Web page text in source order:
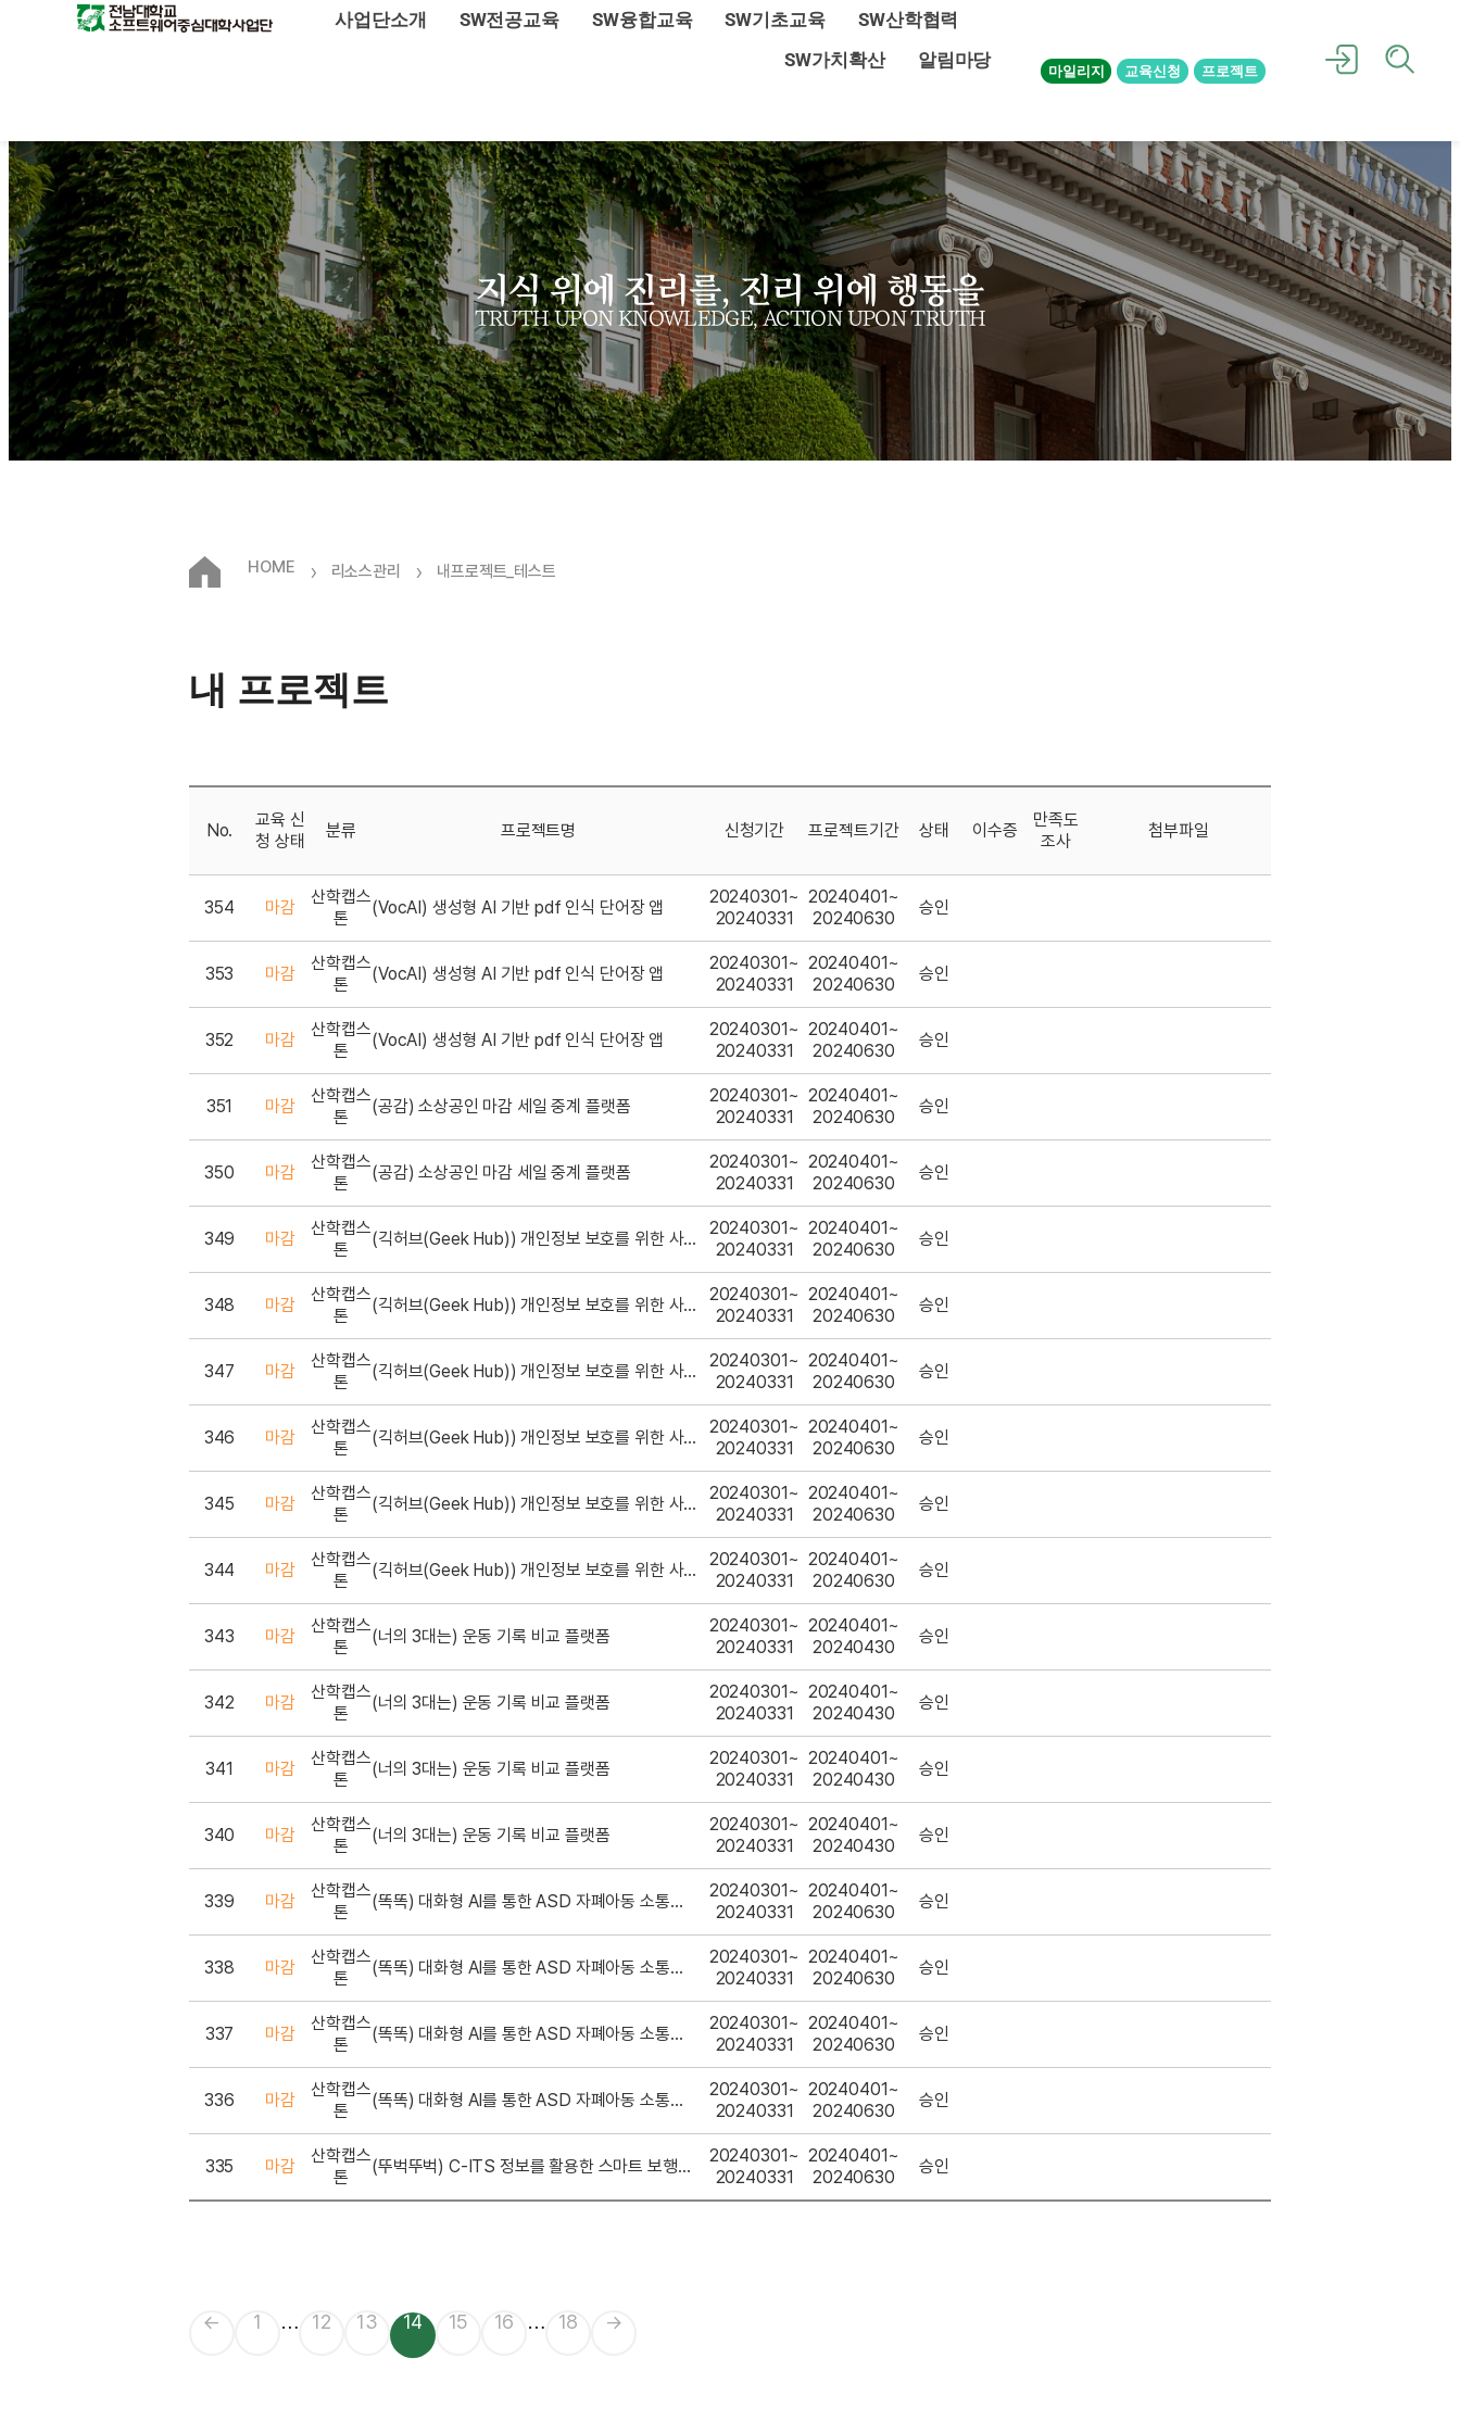
사업단소개 SW전공교육 SW융합교육 SW기초교육
SW산학협력
SW가치확산
알림마당 마일리지 교육신청 프로젝트
지식 위에 진리를, 진리 위에 행동을
TRUTH UPON KNOWLEDGE, ACTION UPON TRUTH
HOME › 리소스관리 › 내프로젝트_테스트
내 프로젝트
No.
교육 신
청 상태
분류 프로젝트명 신청기간 프로젝트기간 상태 이수증
만족도
조사
첨부파일
354 마감
산학캡스
톤
(VocAI) 생성형 AI 기반 pdf 인식 단어장 앱
20240301~
20240331
20240401~
20240630
승인
353 마감
산학캡스
톤
(VocAI) 생성형 AI 기반 pdf 인식 단어장 앱
20240301~
20240331
20240401~
20240630
승인
352 마감
산학캡스
톤
(VocAI) 생성형 AI 기반 pdf 인식 단어장 앱
20240301~
20240331
20240401~
20240630
승인
351 마감
산학캡스
톤
(공감) 소상공인 마감 세일 중계 플랫폼
20240301~
20240331
20240401~
20240630
승인
350 마감
산학캡스
톤
(공감) 소상공인 마감 세일 중계 플랫폼
20240301~
20240331
20240401~
20240630
승인
349 마감
산학캡스
톤
(긱허브(Geek Hub)) 개인정보 보호를 위한 사진 자동보정 AI
20240301~
20240331
20240401~
20240630
승인
348 마감
산학캡스
톤
(긱허브(Geek Hub)) 개인정보 보호를 위한 사진 자동보정 AI
20240301~
20240331
20240401~
20240630
승인
347 마감
산학캡스
톤
(긱허브(Geek Hub)) 개인정보 보호를 위한 사진 자동보정 AI
20240301~
20240331
20240401~
20240630
승인
346 마감
산학캡스
톤
(긱허브(Geek Hub)) 개인정보 보호를 위한 사진 자동보정 AI
20240301~
20240331
20240401~
20240630
승인
345 마감
산학캡스
톤
(긱허브(Geek Hub)) 개인정보 보호를 위한 사진 자동보정 AI
20240301~
20240331
20240401~
20240630
승인
344 마감
산학캡스
톤
(긱허브(Geek Hub)) 개인정보 보호를 위한 사진 자동보정 AI
20240301~
20240331
20240401~
20240630
승인
343 마감
산학캡스
톤
(너의 3대는) 운동 기록 비교 플랫폼
20240301~
20240331
20240401~
20240430
승인
342 마감
산학캡스
톤
(너의 3대는) 운동 기록 비교 플랫폼
20240301~
20240331
20240401~
20240430
승인
341 마감
산학캡스
톤
(너의 3대는) 운동 기록 비교 플랫폼
20240301~
20240331
20240401~
20240430
승인
340 마감
산학캡스
톤
(너의 3대는) 운동 기록 비교 플랫폼
20240301~
20240331
20240401~
20240430
승인
339 마감
산학캡스
톤
(똑똑) 대화형 AI를 통한 ASD 자폐아동 소통능력 및 사고력 증진 웹 어플리케이션
20240301~
20240331
20240401~
20240630
승인
338 마감
산학캡스
톤
(똑똑) 대화형 AI를 통한 ASD 자폐아동 소통능력 및 사고력 증진 웹 어플리케이션
20240301~
20240331
20240401~
20240630
승인
337 마감
산학캡스
톤
(똑똑) 대화형 AI를 통한 ASD 자폐아동 소통능력 및 사고력 증진 웹 어플리케이션
20240301~
20240331
20240401~
20240630
승인
336 마감
산학캡스
톤
(똑똑) 대화형 AI를 통한 ASD 자폐아동 소통능력 및 사고력 증진 웹 어플리케이션
20240301~
20240331
20240401~
20240630
승인
335 마감
산학캡스
톤
(뚜벅뚜벅) C-ITS 정보를 활용한 스마트 보행자 애플리케이션
20240301~
20240331
20240401~
20240630
승인
← 1 … 12 13 14 15 16 … 18 →